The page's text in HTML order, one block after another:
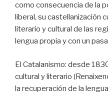
como consecuencia de la
liberal, su castellanización
literario y cultural de las
lengua propia y con un
El Catalanismo: desde
cultural y literario
la recuperación de la